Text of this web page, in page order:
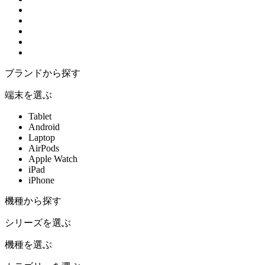
ブランドから探す
端末を選ぶ
Tablet
Android
Laptop
AirPods
Apple Watch
iPad
iPhone
機種から探す
シリーズを選ぶ
機種を選ぶ